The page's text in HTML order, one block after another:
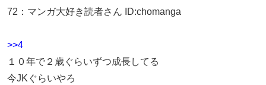
72 ： マンガ大好き読者さん ID:chomanga
>>4
１０年で２歳ぐらいずつ成長してる
今JKぐらいやろ